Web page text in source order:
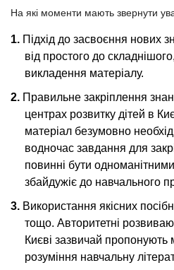
На які моменти мають звернути
Підхід до засвоєння нових
від простого до
викладення матеріалу.
Правильне закріплення
центрах розвитку дітей в
матеріал безумовно
водночас завдання для
повинні бути
збайдужіє до навчального
Використання якісних
тощо. Авторитетні
Києві зазвичай пропонують
розуміння навчальну